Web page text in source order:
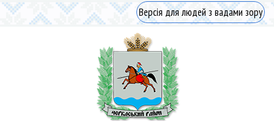
Версія для людей з вадами зору